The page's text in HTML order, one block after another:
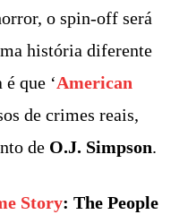
o spin-off será
história diferente
que ‘American
de crimes reais,
de O.J. Simpson.
Story: The People